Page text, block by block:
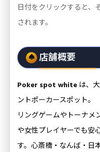
日付をクリックすると、
されます。
店舗概要
Poker spot white は、
ントポーカースポット。
リングゲームやトーナメ
や女性プレイヤーでも安
す。心斎橋・なんば・日